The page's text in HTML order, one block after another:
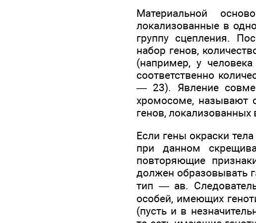
Материальной
локализованные в
группу сцепления.
набор генов,
(например, у
соответственно
— 23). Явление
хромосоме, называют
генов,
Если гены окраски
при данном
повторяющие
должен образовывать
тип — ав.
особей, имеющих
(пусть и в